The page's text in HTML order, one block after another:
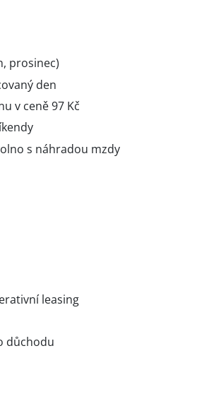
prosinec)
den
v ceně 97 Kč
s náhradou mzdy
leasing
důchodu